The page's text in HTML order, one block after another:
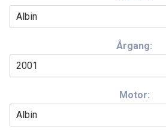
Årgang:
Motor: